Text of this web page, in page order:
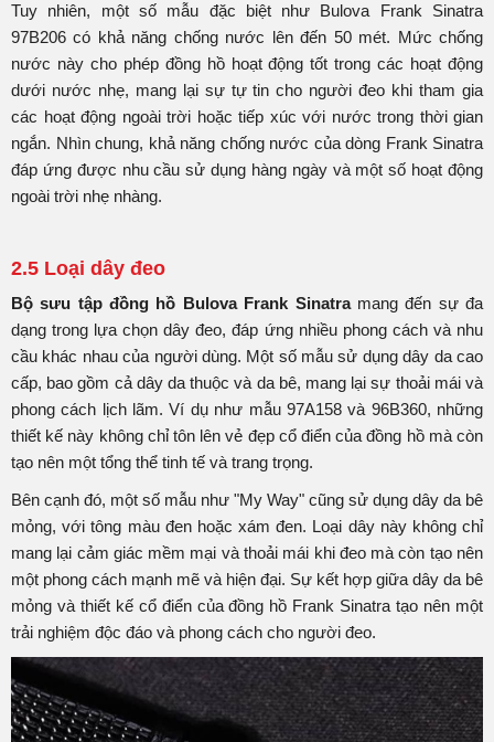
Tuy nhiên, một số mẫu đặc biệt như Bulova Frank Sinatra
97B206 có khả năng chống nước lên đến 50 mét. Mức chống
nước này cho phép đồng hồ hoạt động tốt trong các hoạt động
dưới nước nhẹ, mang lại sự tự tin cho người đeo khi tham gia
các hoạt động ngoài trời hoặc tiếp xúc với nước trong thời gian
ngắn. Nhìn chung, khả năng chống nước của dòng Frank Sinatra
đáp ứng được nhu cầu sử dụng hàng ngày và một số hoạt động
ngoài trời nhẹ nhàng.
2.5 Loại dây đeo
Bộ sưu tập đồng hồ Bulova Frank Sinatramang đến sự đa
dạng trong lựa chọn dây đeo, đáp ứng nhiều phong cách và nhu
cầu khác nhau của người dùng. Một số mẫu sử dụng dây da cao
cấp, bao gồm cả dây da thuộc và da bê, mang lại sự thoải mái và
phong cách lịch lãm. Ví dụ như mẫu 97A158 và 96B360, những
thiết kế này không chỉ tôn lên vẻ đẹp cổ điển của đồng hồ mà còn
tạo nên một tổng thể tinh tế và trang trọng.
Bên cạnh đó, một số mẫu như "My Way" cũng sử dụng dây da bê
mỏng, với tông màu đen hoặc xám đen. Loại dây này không chỉ
mang lại cảm giác mềm mại và thoải mái khi đeo mà còn tạo nên
một phong cách mạnh mẽ và hiện đại. Sự kết hợp giữa dây da bê
mỏng và thiết kế cổ điển của đồng hồ Frank Sinatra tạo nên một
trải nghiệm độc đáo và phong cách cho người đeo.